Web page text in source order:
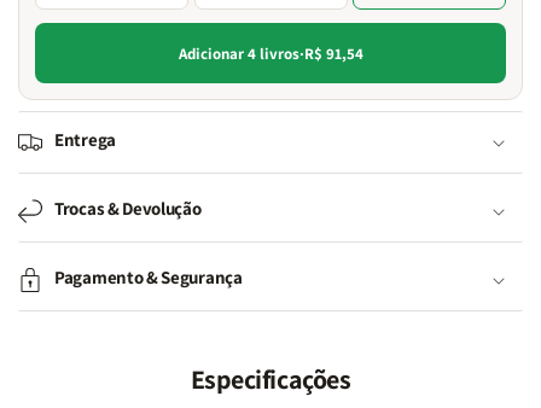
Adicionar 4 livros·R$ 91,54
Entrega
Trocas & Devolução
Pagamento & Segurança
Especificações